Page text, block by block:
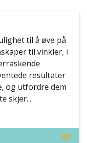
til å øve på
til vinkler, i
resultater
og utfordre dem
skjer....